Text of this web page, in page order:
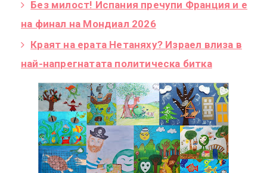
Без милост! Испания пречупи Франция и е
на финал на Мондиал 2026
Краят на ерата Нетаняху? Израел влиза в
най-напрегнатата политическа битка